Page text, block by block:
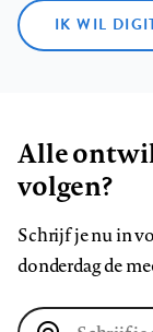
IK WIL
Alle
volgen?
Schrijf je nu in
donderdag de